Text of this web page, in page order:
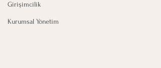
Girişimcilik
Kurumsal Yönetim